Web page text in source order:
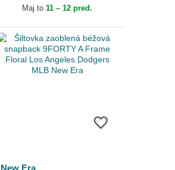
Angeles Dodgers MLB 47
Maj to11 – 12 pred.
New Era